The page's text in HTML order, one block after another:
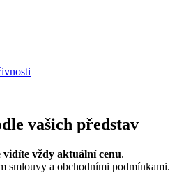
vašich představ
vidíte vždy aktuální cenu.
smlouvy a obchodními podmínkami.